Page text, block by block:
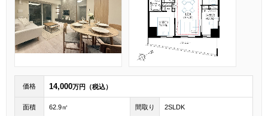
価格 14,000万円（税込）
面積 62.9㎡ 間取り 2SLDK